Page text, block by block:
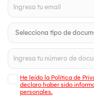
He leído la Política de
declaro haber sido
personales.